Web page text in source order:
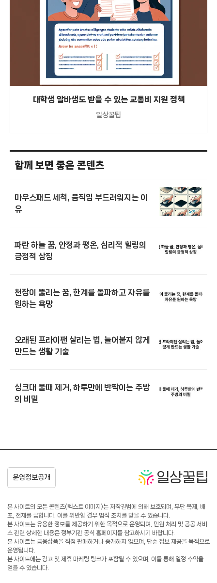
대학생 알바생도 받을 수 있는 교통비 지원 정책
일상꿀팁
함께 보면 좋은 콘텐츠
마우스패드 세척, 움직임 부드러워지는 이
유
파란 하늘 꿈, 안정과 평온, 심리적 힐링의
긍정적 상징
천장이 뚫리는 꿈, 한계를 돌파하고 자유를
원하는 욕망
오래된 프라이팬 살리는 법, 눌어붙지 않게
만드는 생활 기술
싱크대 물때 제거, 하루만에 반짝이는 주방
의 비밀
본 사이트의 모든 콘텐츠(텍스트·이미지)는 저작권법에 의해 보호되며, 무단 복제, 배
포, 전재를 금합니다. 이를 위반할 경우 법적 조치를 받을 수 있습니다.
본 사이트는 유용한 정보를 제공하기 위한 목적으로 운영되며, 민원 처리 및 공공 서비
스 관련 상세한 내용은 정부기관 공식 홈페이지를 참고하시기 바랍니다.
본 사이트는 금융상품을 직접 판매하거나 중개하지 않으며, 단순 정보 제공을 목적으로
운영됩니다.
본 사이트에는 광고 및 제휴 마케팅 링크가 포함될 수 있으며, 이를 통해 일정 수익을
얻을 수 있습니다.